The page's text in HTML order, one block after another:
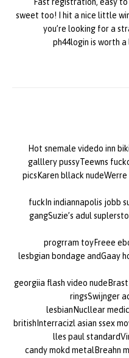
Fast registration, easy
sweet too! I hit a nice little
you’re looking for a
ph44login is worth
Hot snemale videdo inn
galllery pussyTeewns
picsKaren bllack
fuckIn indiannapolis jobb
gangSuzie’s adul
progrram toyFreee
lesbgian bondage andGaay
georgiia flash video
ringsSwijnger
lesbianNucllear
britishInterracizl asian ssex
lles paul
candy mokd metalBreahn